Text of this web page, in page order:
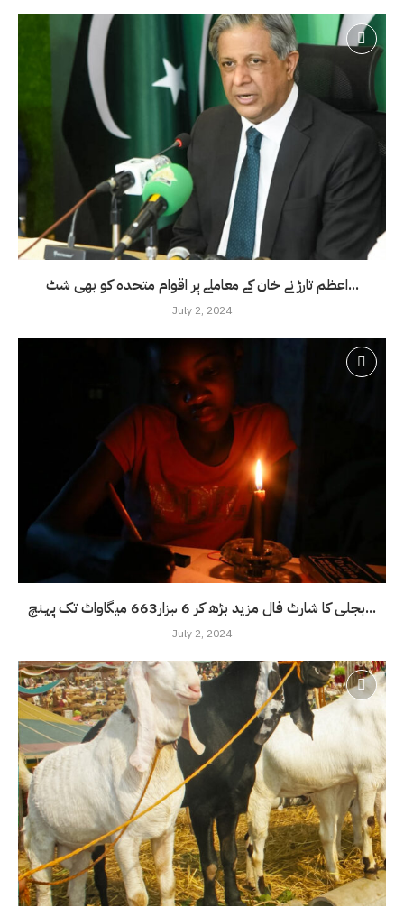
اعظم تارڑ نے خان کے معاملے پر اقوام متحدہ کو بھی شٹ...
July 2, 2024
بجلی کا شارٹ فال مزید بڑھ کر 6 ہزار663 میگاواٹ تک پہنچ...
July 2, 2024